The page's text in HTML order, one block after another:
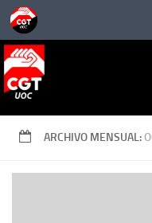
Saltar al contenido
ARCHIVO MENSUAL: